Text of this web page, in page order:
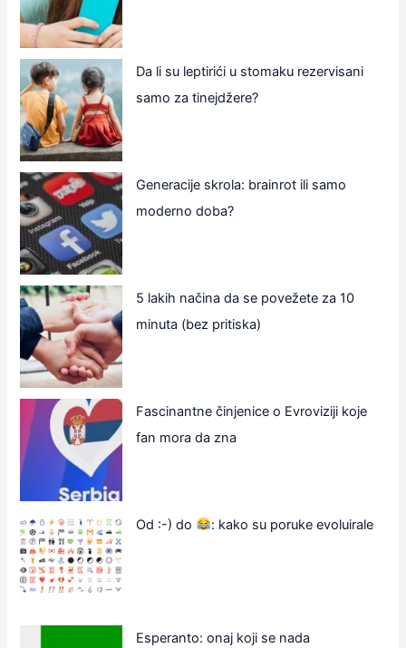
Da li su leptirići u stomaku rezervisani
samo za tinejdžere?
Generacije skrola: brainrot ili samo
moderno doba?
5 lakih načina da se povežete za 10
minuta (bez pritiska)
Fascinantne činjenice o Evroviziji koje
fan mora da zna
Od :-) do : kako su poruke evoluirale
Esperanto: onaj koji se nada